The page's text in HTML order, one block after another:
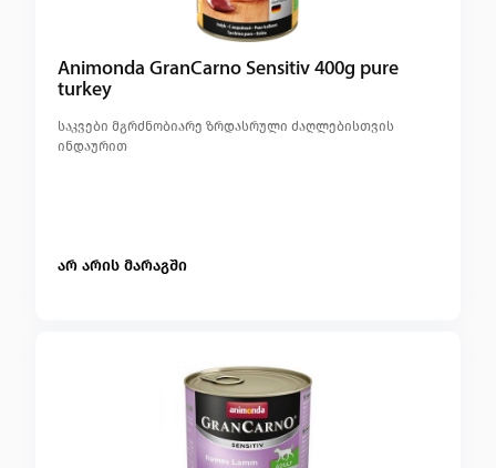
Animonda GranCarno Sensitiv 400g pure
turkey
საკვები მგრძნობიარე ზრდასრული ძაღლებისთვის
ინდაურით
არ არის მარაგში